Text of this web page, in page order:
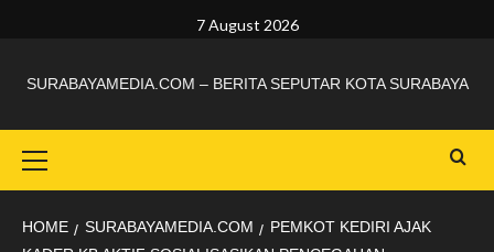
7 August 2026
SURABAYAMEDIA.COM – BERITA SEPUTAR KOTA SURABAYA
HOME SURABAYAMEDIA.COM
PEMKOT KEDIRI AJAK